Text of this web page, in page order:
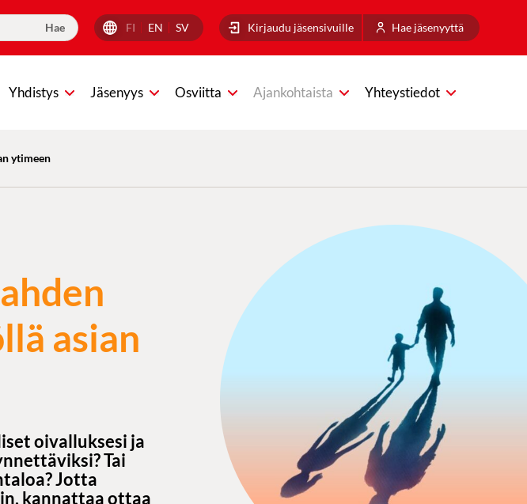
FI EN SV Kirjaudu jäsensivuille Hae jäsenyyttä
Yhdistys Jäsenyys Osviitta Ajankohtaista Yhteystiedot
ytimeen
asian
oivalluksesi ja
Tai
Jotta
kannattaa ottaa